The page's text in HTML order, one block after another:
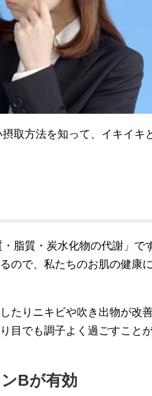
取方法を知って、イキイキ
脂質・炭水化物の代謝」で
ので、私たちのお肌の健康
たりニキビや吹き出物が改
目でも調子よく過ごすことが
Bが有効